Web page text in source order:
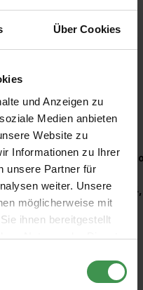
Über Cookies
und Anzeigen zu
Medien anbieten
Website zu
Informationen zu Ihrer
unsere Partner für
weiter. Unsere
möglicherweise mit
ihnen bereitgestellt
Nutzung der Dienste